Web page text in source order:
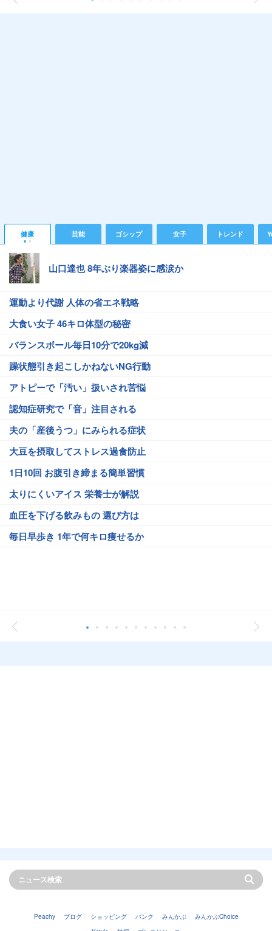
健康 芸能 ゴシップ 女子 トレンド
山口達也 8年ぶり楽器姿に感涙か
運動より代謝 人体の省エネ戦略
大食い女子 46キロ体型の秘密
バランスボール毎日10分で20kg減
躁状態引き起こしかねないNG行動
アトピーで「汚い」扱いされ苦悩
認知症研究で「音」注目される
夫の「産後うつ」にみられる症状
大豆を摂取してストレス過食防止
1日10回 お腹引き締まる簡単習慣
太りにくいアイス 栄養士が解説
血圧を下げる飲みもの 選び方は
毎日早歩き 1年で何キロ痩せるか
Peachy ブログ ショッピング バンク みんかぶ
みんかぶChoice